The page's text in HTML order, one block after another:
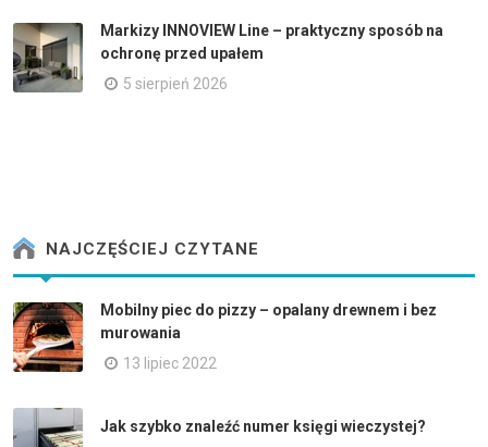
Markizy INNOVIEW Line – praktyczny sposób na
ochronę przed upałem
5 sierpień 2026
NAJCZĘŚCIEJ CZYTANE
Mobilny piec do pizzy – opalany drewnem i bez
murowania
13 lipiec 2022
Jak szybko znaleźć numer księgi wieczystej?